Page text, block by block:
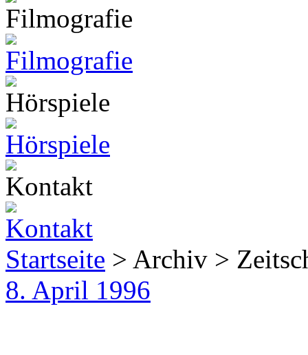
Startseite > Archiv >
8. April 1996